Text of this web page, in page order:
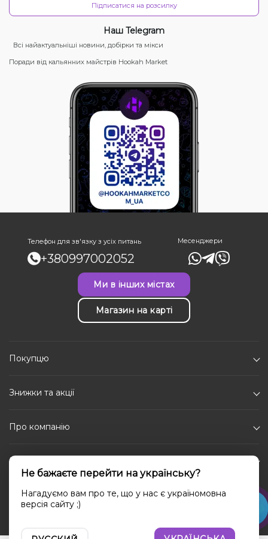
Підписатися на розсилку
Наш Telegram
Всі найактуальніші новини, добірки та мікси
Поради від кальянних майстрів Hookah Market
Телефон для зв'язку з усіх питань
+380997002052
Месенджери
Ми в інших містах
Магазин на карті
Покупцю
Знижки та акції
Про компанію
Каталог
Соціальні мережі
Не бажаєте перейти на українську?
Нагадуємо вам про те, що у нас є україномовна
версія сайту ;)